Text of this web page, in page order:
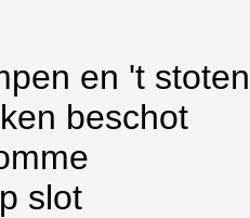
en 't stoten
beschot
slot